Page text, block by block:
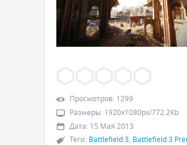
Просмотров: 1299
Размеры: 1920x1080px/772.2Kb
Дата: 15 Мая 2013
Теги: Battlefield 3, Battlefield 3